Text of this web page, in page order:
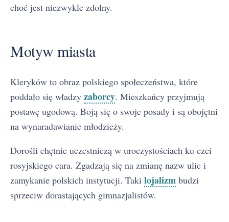
choć jest niezwykle zdolny.
Motyw miasta
Kleryków to obraz polskiego społeczeństwa, które
poddało się władzy zaborcy. Mieszkańcy przyjmują
postawę ugodową. Boją się o swoje posady i są obojętni
na wynaradawianie młodzieży.
Dorośli chętnie uczestniczą w uroczystościach ku czci
rosyjskiego cara. Zgadzają się na zmianę nazw ulic i
zamykanie polskich instytucji. Taki lojalizm budzi
sprzeciw dorastających gimnazjalistów.